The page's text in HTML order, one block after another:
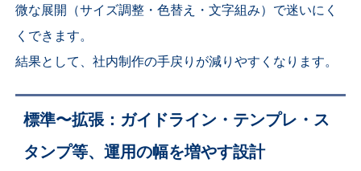
微な展開（サイズ調整・色替え・文字組み）で迷いにく
くできます。
結果として、社内制作の手戻りが減りやすくなります。
標準〜拡張：ガイドライン・テンプレ・ス
タンプ等、運用の幅を増やす設計